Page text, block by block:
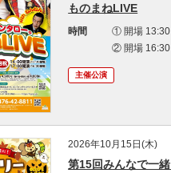
ものまねLIVE
時間
① 開場 13:30
② 開場 16:30
主催公演
2026年10月15日(木)
第15回みんなで一